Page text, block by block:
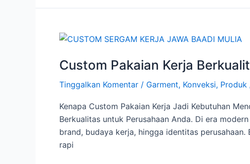
Custom Pakaian Kerja
Tinggalkan Komentar / Garment, Konveksi, Produk
Kenapa Custom Pakaian Kerja Jadi Kebutuhan
Berkualitas untuk Perusahaan Anda. Di era
brand, budaya kerja, hingga identitas
rapi
Custom
Kerja
untuk
Perusahaan
Anda